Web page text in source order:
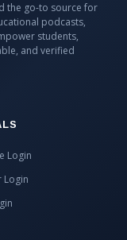
the go-to source for
podcasts,
students,
and verified
Login
Login